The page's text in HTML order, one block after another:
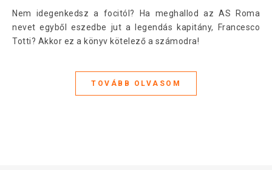
Nem idegenkedsz a focitól? Ha meghallod az AS Roma
nevet egyből eszedbe jut a legendás kapitány, Francesco
Totti? Akkor ez a könyv kötelező a számodra!
TOVÁBB OLVASOM